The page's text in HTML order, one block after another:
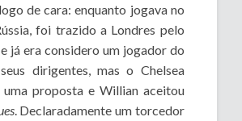
de cara: enquanto jogava no
foi trazido a Londres pelo
já era considero um jogador do
dirigentes, mas o Chelsea
uma proposta e Willian aceitou
. Declaradamente um torcedor